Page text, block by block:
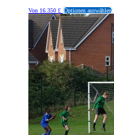
Von 16.350 £ Optionen auswählen